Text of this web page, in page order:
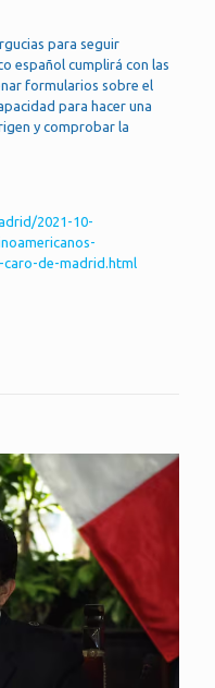
para seguir
español cumplirá con las
formularios sobre el
para hacer una
y comprobar la
2021-10-
caro-de-madrid.html